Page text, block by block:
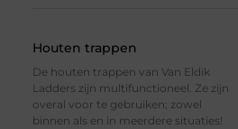
Houten trappen
De houten trappen van Van Eldik
Ladders zijn multifunctioneel. Ze zijn
overal voor te gebruiken; zowel
binnen als en in meerdere situaties!